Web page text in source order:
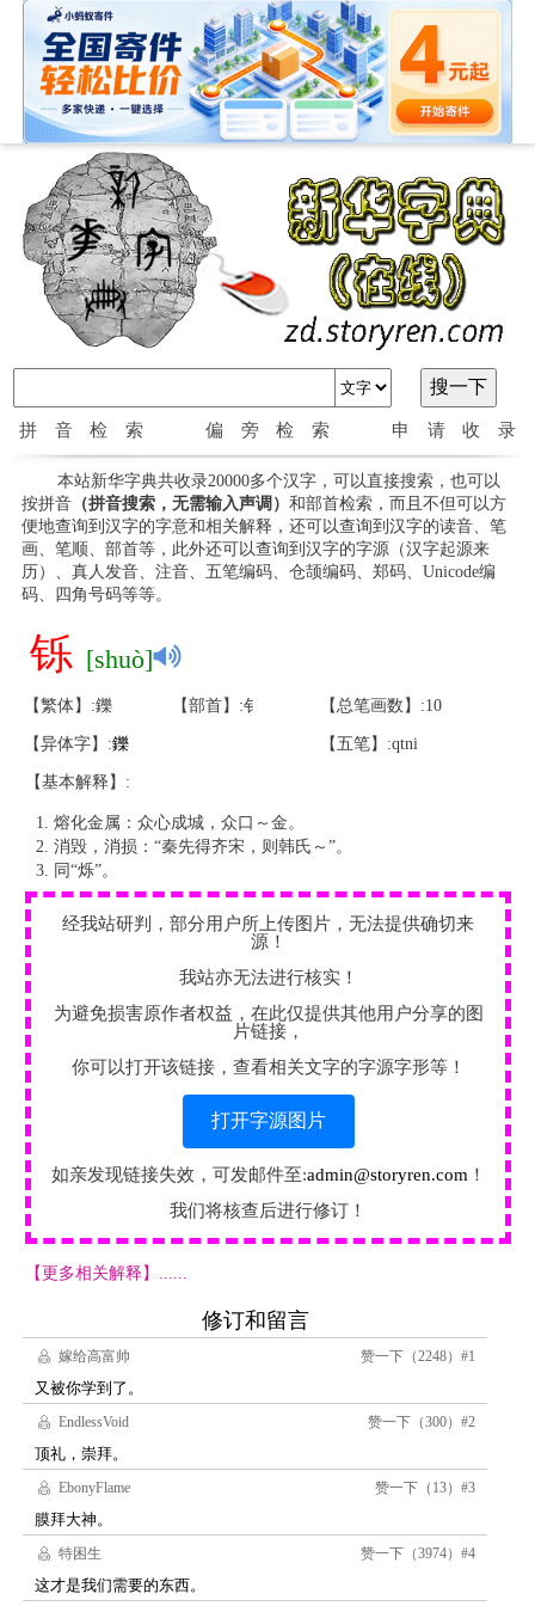
拼音检索 偏旁检索 申请收录
本站新华字典共收录20000多个汉字，可以直接搜索，也可以
按拼音（拼音搜索，无需输入声调） 和部首检索，而且不但可以方
便地查询到汉字的字意和相关解释，还可以查询到汉字的读音、笔
画、笔顺、部首等，此外还可以查询到汉字的字源（汉字起源来
历）、真人发音、注音、五笔编码、仓颉编码、郑码、Unicode编
码、四角号码等等。
铄 [shuò]
【繁体】:鑠 【部首】:钅 【总笔画数】:10
【异体字】:鑠 【五笔】:qtni
【基本解释】:
熔化金属：众心成城，众口～金。
消毁，消损：“秦先得齐宋，则韩氏～”。
同“烁”。
经我站研判，部分用户所上传图片，无法提供确切来
源！
我站亦无法进行核实！
为避免损害原作者权益，在此仅提供其他用户分享的图
片链接，
你可以打开该链接，查看相关文字的字源字形等！
打开字源图片
如亲发现链接失效，可发邮件至:admin@storyren.com ！
我们将核查后进行修订！
【更多相关解释】......